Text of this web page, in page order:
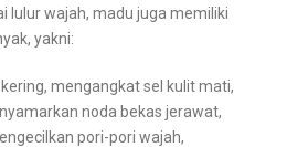
lulur wajah, madu juga memiliki
yakni:
mengangkat sel kulit mati,
noda bekas jerawat,
pori-pori wajah,